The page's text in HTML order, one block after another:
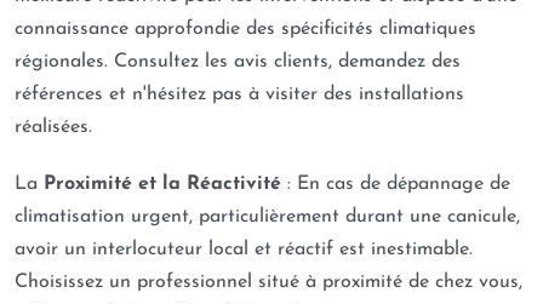
connaissance approfondie des spécificités climatiques
régionales. Consultez les avis clients, demandez des
références et n'hésitez pas à visiter des installations
réalisées.
La Proximité et la Réactivité : En cas de dépannage de
climatisation urgent, particulièrement durant une canicule,
avoir un interlocuteur local et réactif est inestimable.
Choisissez un professionnel situé à proximité de chez vous,